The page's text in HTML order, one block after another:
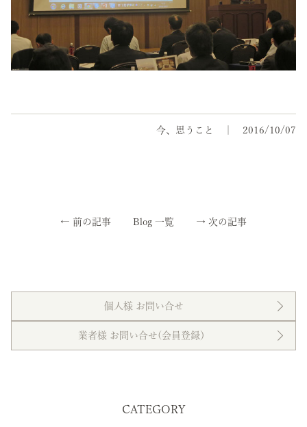
今、思うこと 2016/10/07
← 前の記事 Blog 一覧 → 次の記事
個人様 お問い合せ
業者様 お問い合せ(会員登録）
CATEGORY